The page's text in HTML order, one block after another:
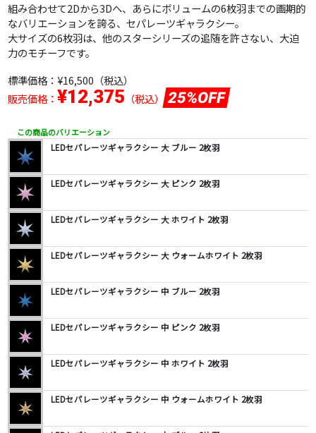
組み合わせて2Dから3Dへ、あらにボリュームの6枚羽までの画期的
なバリエーションを誇る、セパレーツギャラクシー。
大サイズの6枚羽は、他のスターシリーズの追随を許さない、大迫
力のモチーフです。
標準価格： ¥16,500 （税込）
販売価格： ¥12,375 （税込） 25%OFF
この商品のバリエーション
LEDセパレーツギャラクシー 大 ブルー 2枚羽
LEDセパレーツギャラクシー 大 ピンク 2枚羽
LEDセパレーツギャラクシー 大 ホワイト 2枚羽
LEDセパレーツギャラクシー 大 ウォームホワイト 2枚羽
LEDセパレーツギャラクシー 中 ブルー 2枚羽
LEDセパレーツギャラクシー 中 ピンク 2枚羽
LEDセパレーツギャラクシー 中 ホワイト 2枚羽
LEDセパレーツギャラクシー 中 ウォームホワイト 2枚羽